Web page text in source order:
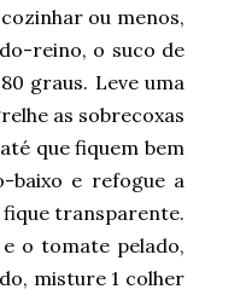
ou menos,
reino, o suco de
graus. Leve uma
as sobrecoxas
que fiquem bem
baixo e refogue a
fique transparente.
o tomate pelado,
misture 1 colher